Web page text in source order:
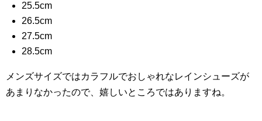
25.5cm
26.5cm
27.5cm
28.5cm
メンズサイズではカラフルでおしゃれなレインシューズが
あまりなかったので、嬉しいところではありますね。